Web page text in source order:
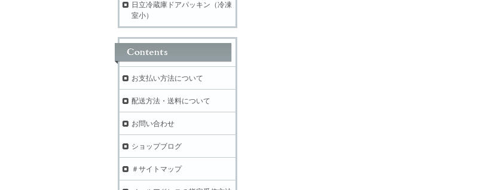
日立冷蔵庫ドアパッキン（冷凍
室小）
お支払い方法について
配送方法・送料について
お問い合わせ
ショップブログ
＃サイトマップ